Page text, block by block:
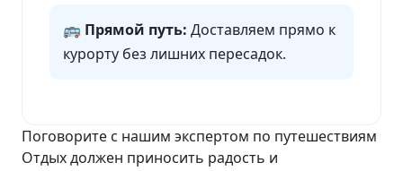
🚌 Прямой путь: Доставляем прямо к
курорту без лишних пересадок.
Поговорите с нашим экспертом по путешествиям
Отдых должен приносить радость и